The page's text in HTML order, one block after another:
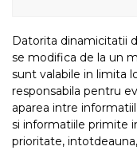
Datorita dinamicitatii
se modifica de la un
sunt valabile in limita
responsabila pentru
aparea intre
si informatiile primite
prioritate,